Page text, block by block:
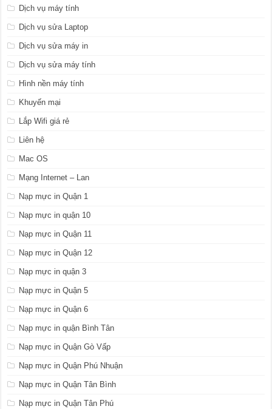
Dịch vụ máy tính
Dịch vụ sửa Laptop
Dịch vụ sửa máy in
Dịch vụ sửa máy tính
Hình nền máy tính
Khuyến mại
Lắp Wifi giá rẻ
Liên hệ
Mac OS
Mạng Internet – Lan
Nạp mực in Quận 1
Nạp mực in quận 10
Nạp mực in Quận 11
Nạp mực in Quận 12
Nạp mực in quận 3
Nạp mực in Quận 5
Nạp mực in Quận 6
Nạp mực in quận Bình Tân
Nạp mực in Quận Gò Vấp
Nạp mực in Quận Phú Nhuận
Nạp mực in Quận Tân Bình
Nạp mực in Quận Tân Phú